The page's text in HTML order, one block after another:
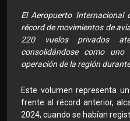
El Aeropuerto
récord de movimientos de
220 vuelos privados
consolidándose como
operación de la región
Este volumen representa
frente al récord anterior,
2024, cuando se habían